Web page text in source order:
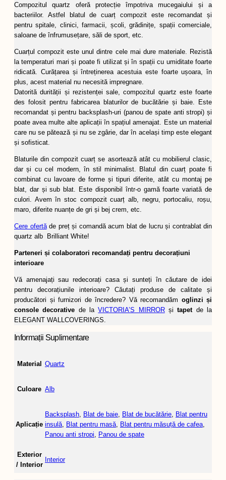
Compozitul quartz oferă protecție împotriva mucegaiului și a
bacteriilor. Astfel blatul de cuarț compozit este recomandat și
pentru spitale, clinici, farmacii, școli, grădinițe, spații comerciale,
saloane de înfrumusețare, săli de sport, etc.
Cuarțul compozit este unul dintre cele mai dure materiale. Rezistă
la temperaturi mari și poate fi utilizat și în spații cu umiditate foarte
ridicată. Curățarea și întreținerea acestuia este foarte ușoara, în
plus, acest material nu necesită impregnare.
Datorită durității și rezistenței sale, compozitul quartz este foarte
des folosit pentru fabricarea blaturilor de bucătărie și baie. Este
recomandat și pentru backsplash-uri (panou de spate anti stropi) și
poate avea multe alte aplicații în spațiul amenajat. Este un material
care nu se pătează și nu se zgârie, dar în același timp este elegant
și sofisticat.
Blaturile din compozit cuarț se asortează atât cu mobilierul clasic,
dar și cu cel modern, în stil minimalist. Blatul din cuarț poate fi
combinat cu lavoare de forme și tipuri diferite, atât cu montaj pe
blat, dar și sub blat. Este disponibil într-o gamă foarte variată de
culori. Avem în stoc compozit cuarț alb, negru, portocaliu, roșu,
maro, diferite nuanțe de gri și bej crem, etc.
Cere ofertăde preț și comandă acum blat de lucru și contrablat din
quartz alb Brilliant White!
Parteneri și colaboratori recomandați pentru decorațiuni
interioare
Vă amenajați sau redecorați casa și sunteți în căutare de idei
pentru decorațiunile interioare? Căutați produse de calitate și
producători și furnizori de încredere? Vă recomandăm oglinzi și
console decorative de laVICTORIA’S MIRRORșitapetde la
ELEGANT WALLCOVERINGS.
Informații Suplimentare
Material Quartz
Culoare Alb
Aplicație
Backsplash Blat de baie Blat de bucătărie Blat pentru
insulă Blat pentru masă Blat pentru măsuță de cafea
Panou anti stropi
Panou de spate
Exterior
/ Interior
Interior